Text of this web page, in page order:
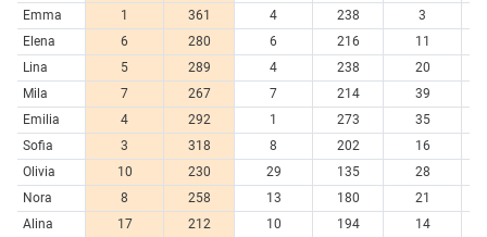
Emma
1 361 4 238 3
Elena
6 280 6 216 11
Lina
5 289 4 238 20
Mila
7 267 7 214 39
Emilia
4 292 1 273 35
Sofia
3 318 8 202 16
Olivia
10 230 29 135 28
Nora
8 258 13 180 21
Alina
17 212 10 194 14